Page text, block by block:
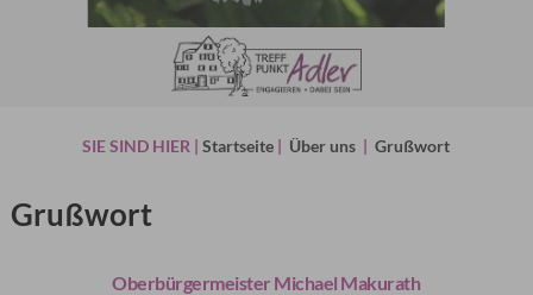
SIE SIND HIER |Startseite | Über uns |Grußwort
Grußwort
Oberbürgermeister Michael Makurath